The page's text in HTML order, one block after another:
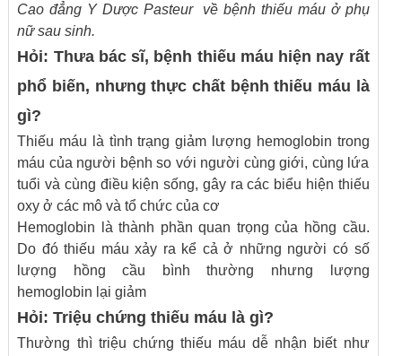
Cao đẳng Y Dược Pasteur về bệnh thiếu máu ở phụ
nữ sau sinh.
Hỏi: Thưa bác sĩ, bệnh thiếu máu hiện nay rất
phổ biến, nhưng thực chất bệnh thiếu máu là
gì?
Thiếu máu là tình trạng giảm lượng hemoglobin trong
máu của người bệnh so với người cùng giới, cùng lứa
tuổi và cùng điều kiện sống, gây ra các biểu hiện thiếu
oxy ở các mô và tổ chức của cơ
Hemoglobin là thành phần quan trọng của hồng cầu.
Do đó thiếu máu xảy ra kể cả ở những người có số
lượng hồng cầu bình thường nhưng lượng
hemoglobin lại giảm
Hỏi: Triệu chứng thiếu máu là gì?
Thường thì triệu chứng thiếu máu dễ nhận biết như